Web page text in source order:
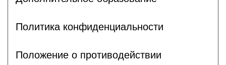
Политика конфиденциальности
Положение о противодействии